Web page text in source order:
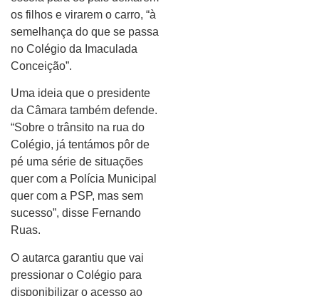
os filhos e virarem o carro, “à
semelhança do que se passa
no Colégio da Imaculada
Conceição”.
Uma ideia que o presidente
da Câmara também defende.
“Sobre o trânsito na rua do
Colégio, já tentámos pôr de
pé uma série de situações
quer com a Polícia Municipal
quer com a PSP, mas sem
sucesso”, disse Fernando
Ruas.
O autarca garantiu que vai
pressionar o Colégio para
disponibilizar o acesso ao